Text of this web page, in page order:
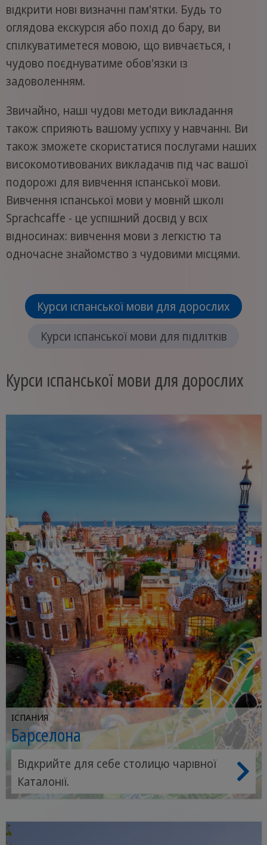
відкрити нові визначні пам'ятки. Будь то
оглядова екскурсія або похід до бару, ви
спілкуватиметеся мовою, що вивчається, і
чудово поєднуватиме обов'язки із
задоволенням.
Звичайно, наші чудові методи викладання
також сприяють вашому успіху у навчанні. Ви
також зможете скористатися послугами наших
високомотивованих викладачів під час вашої
подорожі для вивчення іспанської мови.
Вивчення іспанської мови у мовній школі
Sprachcaffe - це успішний досвід у всіх
відносинах: вивчення мови з легкістю та
одночасне знайомство з чудовими місцями.
Курси іспанської мови для дорослих
Курси іспанської мови для підлітків
Курси іспанської мови для дорослих
ІСПАНИЯ
Барселона
Відкрийте для себе столицю чарівної
Каталонії.